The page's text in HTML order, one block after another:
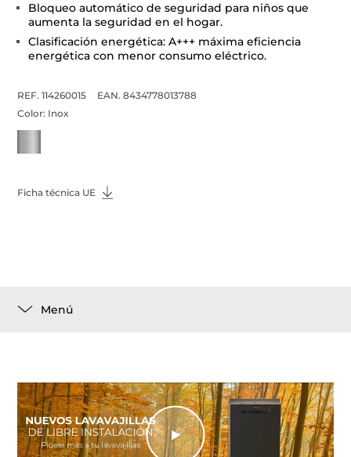
Bloqueo automático de seguridad para niños que
aumenta la seguridad en el hogar.
Clasificación energética: A+++ máxima eficiencia
energética con menor consumo eléctrico.
REF. 114260015
EAN. 8434778013788
Color: Inox
Ficha técnica UE
Menú